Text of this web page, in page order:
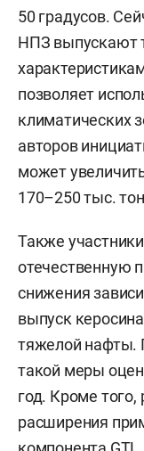
50 градусов.
НПЗ выпускают
позволяет
климатических
авторов
может
170–250 тыс.
Также
отечественную
снижения
выпуск
тяжелой нафты.
такой меры
год. Кроме
расширения